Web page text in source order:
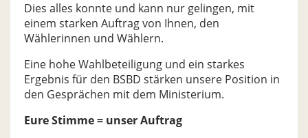
Dies alles konnte und kann nur gelingen, mit
einem starken Auftrag von Ihnen, den
Wählerinnen und Wählern.
Eine hohe Wahlbeteiligung und ein starkes
Ergebnis für den BSBD stärken unsere Position in
den Gesprächen mit dem Ministerium.
Eure Stimme = unser Auftrag